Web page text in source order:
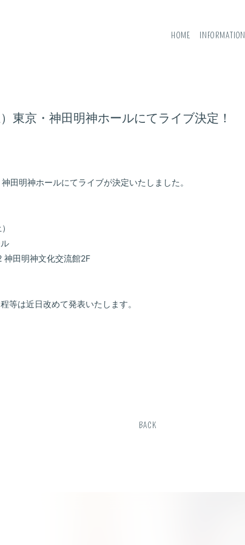
HOME INFORMATION
東京・神田明神ホールにてライブ決定！
田明神ホールにてライブが決定いたしました。
田明神文化交流館2F
等は近日改めて発表いたします。
BACK